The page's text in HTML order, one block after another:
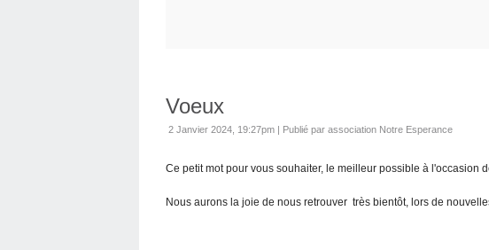
Voeux
2 Janvier 2024, 19:27pm | Publié par association Notre Esperance
Ce petit mot pour vous souhaiter, le meilleur possible à l'occasion
Nous aurons la joie de nous retrouver très bientôt, lors de